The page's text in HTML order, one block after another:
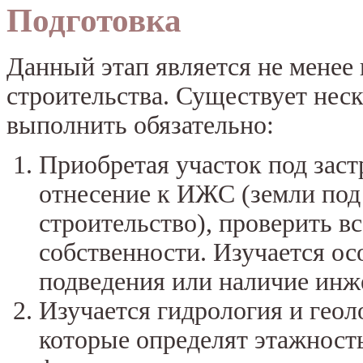
Подготовка
Данный этап является не
строительства. Существует
выполнить обязательно:
Приобретая участок под
отнесение к ИЖС (земли
строительство), проверить
собственности. Изучается
подведения или наличие
Изучается гидрология и
которые определят